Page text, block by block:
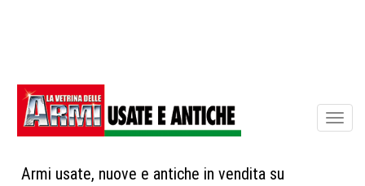
Armi usate, nuove e antiche in vendita su